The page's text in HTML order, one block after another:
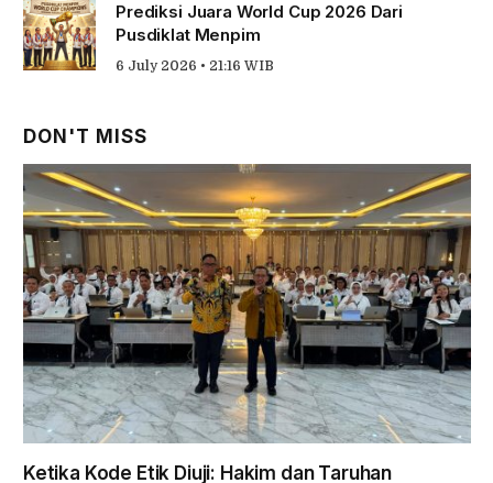
Prediksi Juara World Cup 2026 Dari
Pusdiklat Menpim
6 July 2026 • 21:16 WIB
DON'T MISS
Ketika Kode Etik Diuji: Hakim dan Taruhan